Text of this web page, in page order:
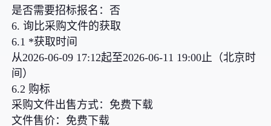
是否需要招标报名：否
6. 询比采购文件的获取
6.1 *获取时间
从2026-06-09 17:12起至2026-06-11 19:00止（北京时
间）
6.2 购标
采购文件出售方式：免费下载
文件售价：免费下载